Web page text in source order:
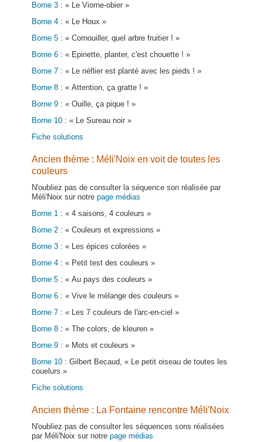
Borne 3 : « Le Viorne-obier »
Borne 4 : « Le Houx »
Borne 5 : « Cornouiller, quel arbre fruitier ! »
Borne 6 : « Epinette, planter, c'est chouette ! »
Borne 7 : « Le néflier est planté avec les pieds ! »
Borne 8 : « Attention, ça gratte ! »
Borne 9 : « Ouille, ça pique ! »
Borne 10 : « Le Sureau noir »
Fiche solutions
Ancien thème : Méli'Noix en voit de toutes les
couleurs
N'oubliez pas de consulter la séquence son réalisée par
Méli'Noix sur notre page médias
Borne 1 : « 4 saisons, 4 couleurs »
Borne 2 : « Couleurs et expressions »
Borne 3 : « Les épices colorées »
Borne 4 : « Petit test des couleurs »
Borne 5 : « Au pays des couleurs »
Borne 6 : « Vive le mélange des couleurs »
Borne 7 : « Les 7 couleurs de l'arc-en-ciel »
Borne 8 : « The colors, de kleuren »
Borne 9 : « Mots et couleurs »
Borne 10 : Gilbert Becaud, « Le petit oiseau de toutes les
couelurs »
Fiche solutions
Ancien thème : La Fontaine rencontre Méli'Noix
N'oubliez pas de consulter les séquences sons réalisées
par Méli'Noix sur notre page médias